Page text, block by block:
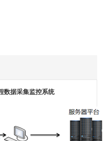
数据采集监控系统